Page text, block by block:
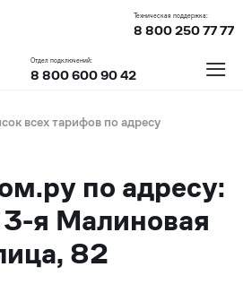
Техническая поддержка:
8 800 250 77 77
Отдел подключений:
8 800 600 90 42 ≡
всех тарифов по адресу
по адресу:
я Малиновая
82